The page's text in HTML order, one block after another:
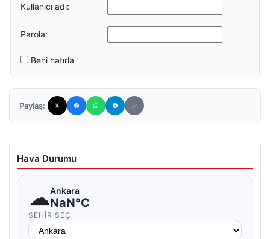
Kullanıcı adı:
Parola:
Beni hatırla
Paylaş:
Hava Durumu
☁Ankara
NaN°C
ŞEHIR SEÇ